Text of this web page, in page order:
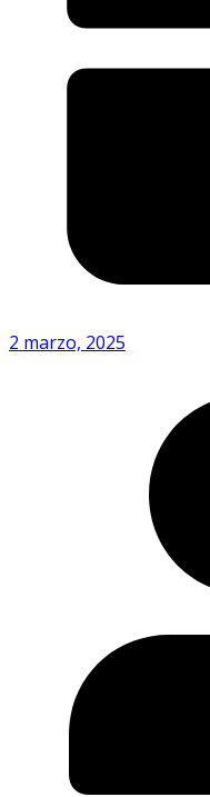
2 marzo, 2025